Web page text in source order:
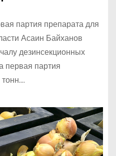
партия препарата для
Асаин Байханов
дезинсекционных
первая партия